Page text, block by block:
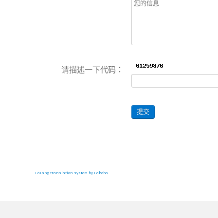
请描述一下代码：
提交
FaLang translation system by Faboba